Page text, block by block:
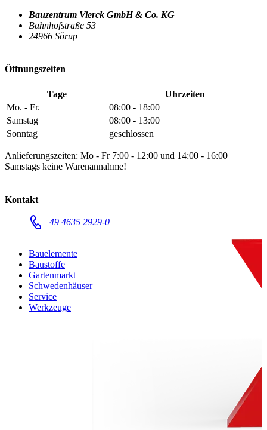
Bauzentrum Vierck GmbH & Co. KG
Bahnhofstraße 53
24966 Sörup
Öffnungszeiten
Tage
Uhrzeiten
Mo. - Fr.
08:00 - 18:00
Samstag
08:00 - 13:00
Sonntag
geschlossen
Anlieferungszeiten: Mo - Fr 7:00 - 12:00 und 14:00 - 16:00
Samstags keine Warenannahme!
Kontakt
+49 4635 2929-0
Bauelemente
Baustoffe
Gartenmarkt
Schwedenhäuser
Service
Werkzeuge